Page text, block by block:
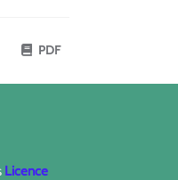
PDF
Licence